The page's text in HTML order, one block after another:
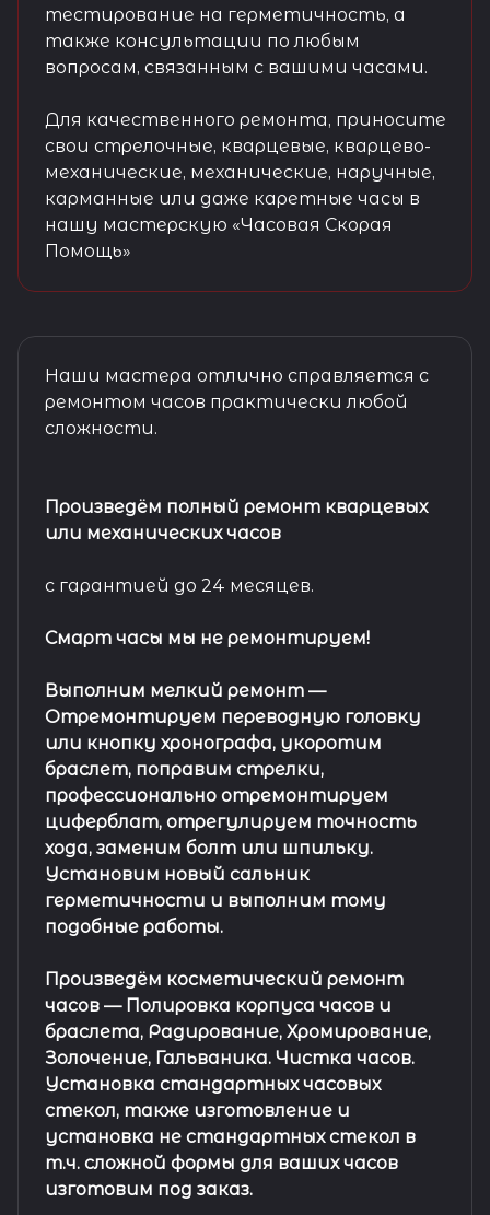
тестирование на герметичность, а
также консультации по любым
вопросам, связанным с вашими часами.
Для качественного ремонта, приносите
свои стрелочные, кварцевые, кварцево-
механические, механические, наручные,
карманные или даже каретные часы в
нашу мастерскую «Часовая Скорая
Помощь»
Наши мастера отлично справляется с
ремонтом часов практически любой
сложности.
Произведём полный ремонт кварцевых
или механических часов
с гарантией до 24 месяцев.
Смарт часы мы не ремонтируем!
Выполним мелкий ремонт —
Отремонтируем переводную головку
или кнопку хронографа, укоротим
браслет, поправим стрелки,
профессионально отремонтируем
циферблат, отрегулируем точность
хода, заменим болт или шпильку.
Установим новый сальник
герметичности и выполним тому
подобные работы.
Произведём косметический ремонт
часов — Полировка корпуса часов и
браслета, Радирование, Хромирование,
Золочение, Гальваника. Чистка часов.
Установка стандартных часовых
стекол, также изготовление и
установка не стандартных стекол в
т.ч. сложной формы для ваших часов
изготовим под заказ.